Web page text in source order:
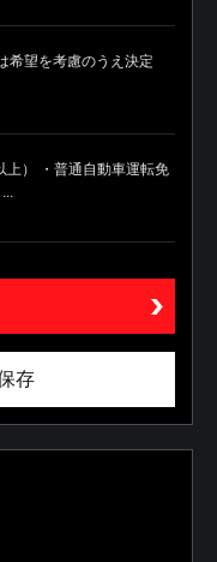
望を考慮のうえ決定
上） ・普通自動車運転免
存